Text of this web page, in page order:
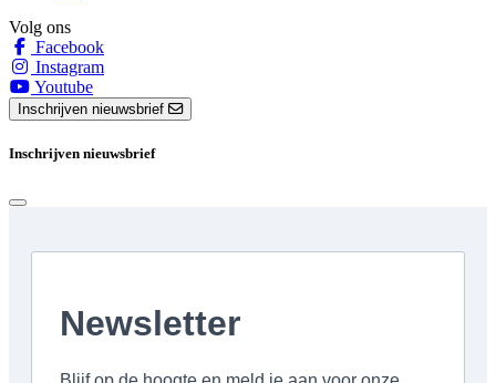
Volg ons
Facebook
Instagram
Youtube
Inschrijven nieuwsbrief
Inschrijven nieuwsbrief